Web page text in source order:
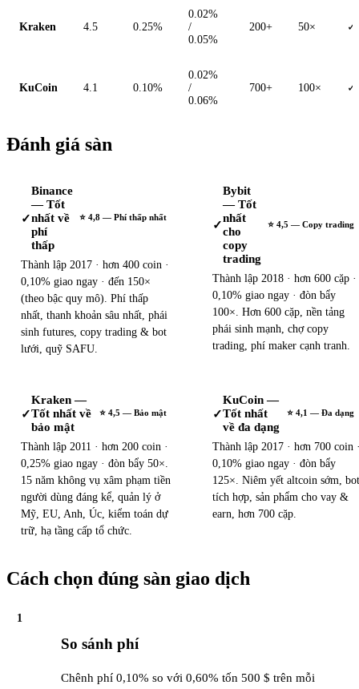
Kraken 4.5 0.25%
0.02%
/
0.05%
200+ 50× ✓
KuCoin 4.1 0.10%
0.02%
/
0.06%
700+ 100× ✓
Đánh giá sàn
✓
Binance
— Tốt
nhất về
phí
thấp
⭐ 4,8 — Phí thấp nhất
Thành lập 2017 · hơn 400 coin ·
0,10% giao ngay · đến 150×
(theo bậc quy mô). Phí thấp
nhất, thanh khoản sâu nhất, phái
sinh futures, copy trading & bot
lưới, quỹ SAFU.
✓
Bybit
— Tốt
nhất
cho
copy
trading
⭐ 4,5 — Copy trading
Thành lập 2018 · hơn 600 cặp ·
0,10% giao ngay · đòn bẩy
100×. Hơn 600 cặp, nền tảng
phái sinh mạnh, chợ copy
trading, phí maker cạnh tranh.
✓
Kraken —
Tốt nhất về
bảo mật
⭐ 4,5 — Bảo mật
Thành lập 2011 · hơn 200 coin ·
0,25% giao ngay · đòn bẩy 50×.
15 năm không vụ xâm phạm tiền
người dùng đáng kể, quản lý ở
Mỹ, EU, Anh, Úc, kiểm toán dự
trữ, hạ tầng cấp tổ chức.
✓
KuCoin —
Tốt nhất
về đa dạng
⭐ 4,1 — Đa dạng
Thành lập 2017 · hơn 700 coin
0,10% giao ngay · đòn bẩy
125×. Niêm yết altcoin sớm, bot
tích hợp, sản phẩm cho vay &
earn, hơn 700 cặp.
Cách chọn đúng sàn giao dịch
1
So sánh phí
Chênh phí 0,10% so với 0,60% tốn 500 $ trên mỗi